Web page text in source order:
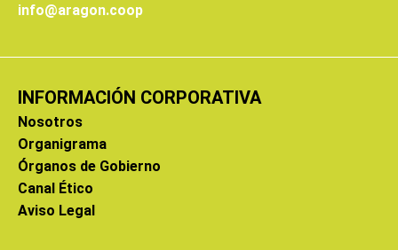
info@aragon.coop
INFORMACIÓN CORPORATIVA
Nosotros
Organigrama
Órganos de Gobierno
Canal Ético
Aviso Legal